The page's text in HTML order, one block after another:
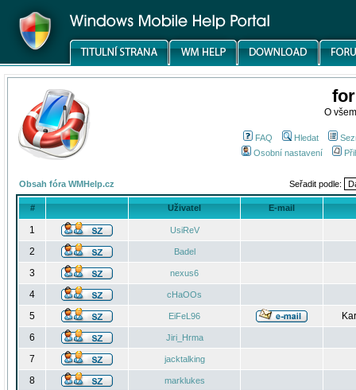
O
FAQ Hledat
Osobní nastavení
Obsah fóra WMHelp.cz Seřadit podle:
# Uživatel E-mail
1 UsiReV
2 Badel
3 nexus6
4 cHaOOs
5 EiFeL96
6
Jiri_Hrma
7 jacktalking
8 marklukes